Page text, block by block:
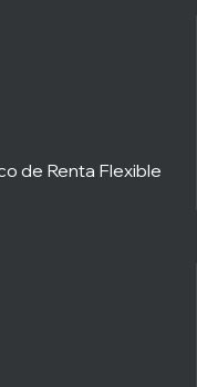
de Renta Flexible